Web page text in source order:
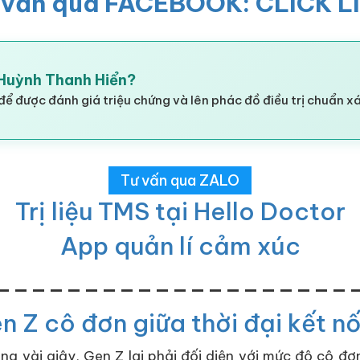
Thanh Hiển?
được đánh giá triệu chứng và lên phác đồ điều trị chuẩn
Tư vấn qua ZALO
Trị liệu TMS tại Hello Doctor
App quản lí cảm xúc
Z cô đơn giữa thời đại kết
vài giây, Gen Z lại phải đối diện với mức độ cô